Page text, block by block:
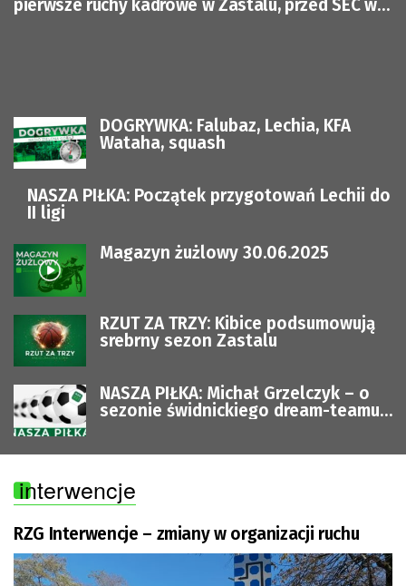
pierwsze ruchy kadrowe w Zastalu, przed SEC w
DOGRYWKA: Falubaz, Lechia, KFA
Wataha, squash
NASZA PIŁKA: Początek przygotowań Lechii do
II ligi
Magazyn żużlowy 30.06.2025
RZUT ZA TRZY: Kibice podsumowują
srebrny sezon Zastalu
NASZA PIŁKA: Michał Grzelczyk – o
sezonie świdnickiego dream-teamu i
interwencje
RZG Interwencje – zmiany w organizacji ruchu